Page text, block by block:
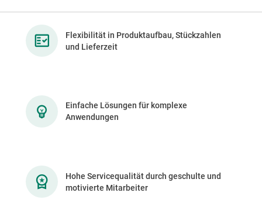
Flexibilität in Produktaufbau, Stückzahlen
und Lieferzeit
Einfache Lösungen für komplexe
Anwendungen
Hohe Servicequalität durch geschulte und
motivierte Mitarbeiter